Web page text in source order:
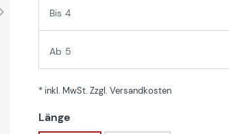
Bis 4
Ab 5
* inkl. MwSt. Zzgl. Versandkosten
Länge